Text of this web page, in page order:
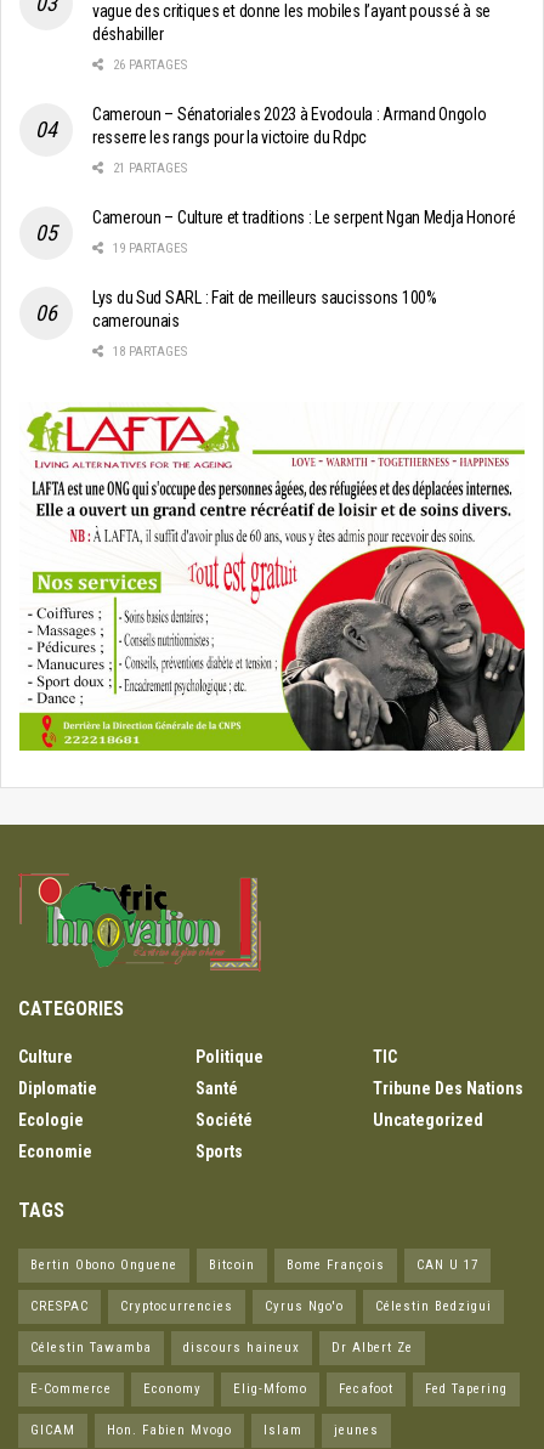
vague des critiques et donne les mobiles l’ayant poussé à se
déshabiller
26 PARTAGES
Cameroun – Sénatoriales 2023 à Evodoula : Armand Ongolo
resserre les rangs pour la victoire du Rdpc
21 PARTAGES
Cameroun – Culture et traditions : Le serpent Ngan Medja Honoré
19 PARTAGES
Lys du Sud SARL : Fait de meilleurs saucissons 100%
camerounais
18 PARTAGES
CATEGORIES
Culture
Diplomatie
Ecologie
Economie
Politique
Santé
Société
Sports
TIC
Tribune Des Nations
Uncategorized
TAGS
Bertin Obono Onguene Bitcoin Bome François CAN U 17
CRESPAC Cryptocurrencies Cyrus Ngo'o Célestin Bedzigui
Célestin Tawamba discours haineux Dr Albert Ze
E-Commerce Economy Elig-Mfomo Fecafoot Fed Tapering
GICAM Hon. Fabien Mvogo Islam jeunes